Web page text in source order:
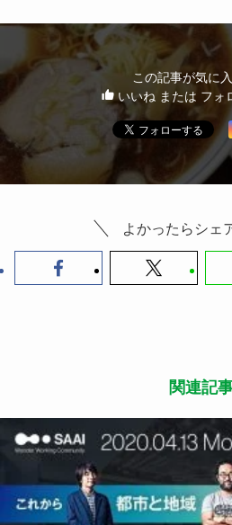
この記事が気に
いいね または フォ
よかったらシェ
関連記